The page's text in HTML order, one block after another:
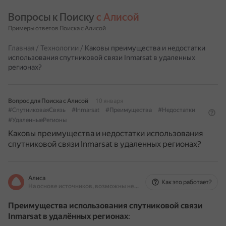
Вопросы к Поиску с Алисой
Примеры ответов Поиска с Алисой
Главная / Технологии / Каковы преимущества и недостатки
использования спутниковой связи Inmarsat в удаленных
регионах?
Вопрос для Поиска с Алисой
10 января
#СпутниковаяСвязь
#Inmarsat #Преимущества
#Недостатки
#УдаленныеРегионы
Каковы преимущества и недостатки использования
спутниковой связи Inmarsat в удаленных регионах?
Алиса
На основе источников, возможны неточности
Как это работает?
Преимущества использования спутниковой связи
Inmarsat в удалённых регионах: